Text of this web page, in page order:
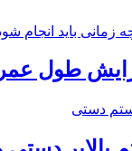
طول